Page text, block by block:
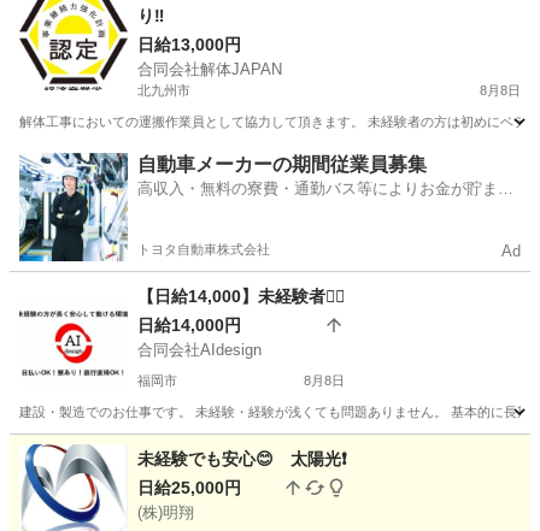
り‼️
日給13,000円
合同会社解体JAPAN
北九州市 8月8日
解体工事においての運搬作業員として協力して頂きます。 未経験者の方は初めにベ
福岡 北九州市 その他
自動車メーカーの期間従業員募集
高収入・無料の寮費・通勤バス等によりお金が貯まり
トヨタ自動車株式会社 Ad
【日給14,000】未経験者🙆‍♂️
日給14,000円
合同会社AIdesign
福岡市 8月8日
建設・製造でのお仕事です。 未経験・経験が浅くても問題ありません。 基本的に長
福岡 福岡市 建築 50代
未経験でも安心😊 太陽光❗
日給25,000円
(株)明翔